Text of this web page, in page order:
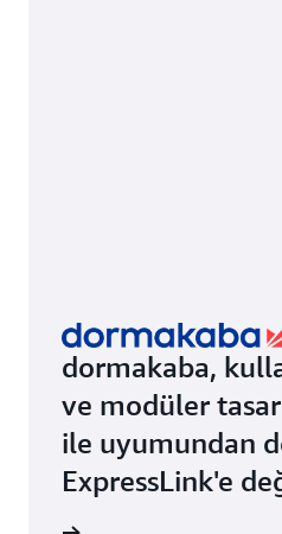
dormakaba,
ve modüler
ile uyumundan
ExpressLink'e